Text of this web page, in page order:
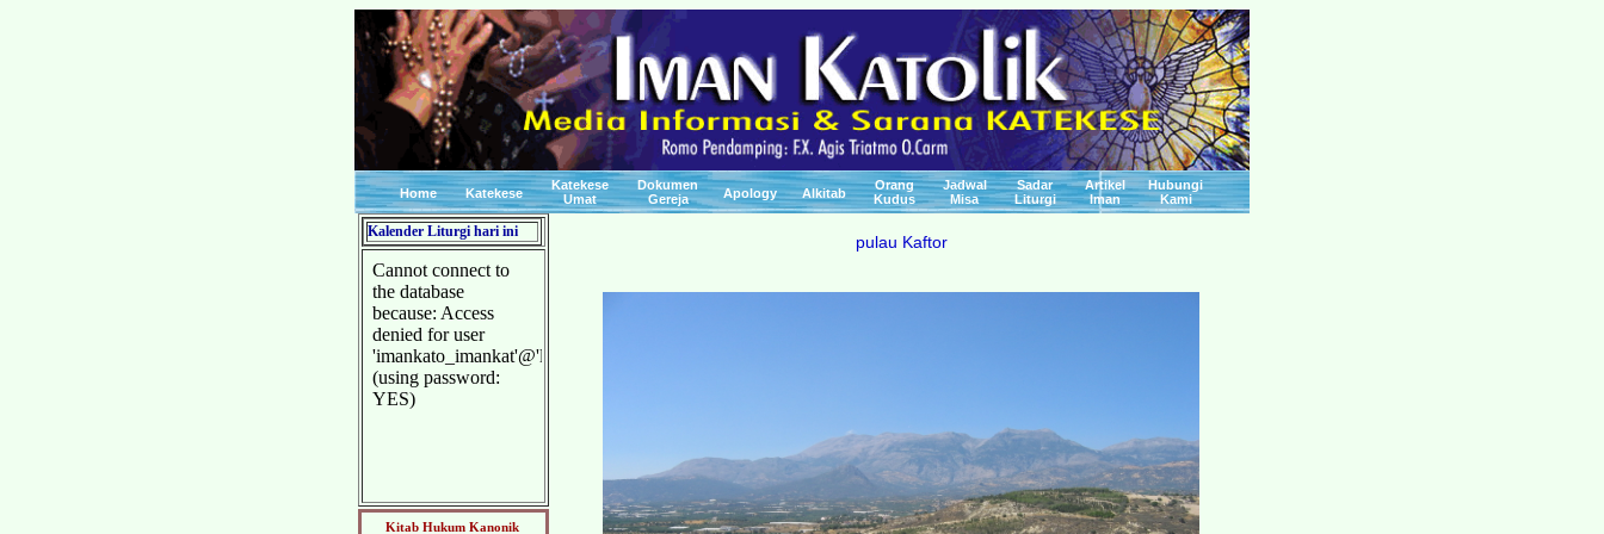
Home Katekese
Katekese
Umat
Dokumen
Gereja
Apology Alkitab
Orang
Kudus
Jadwal
Misa
Sadar
Liturgi
Artikel
Iman
Hubungi
Kami
Kalender Liturgi hari ini
Kitab Hukum Kanonik
pulau Kaftor